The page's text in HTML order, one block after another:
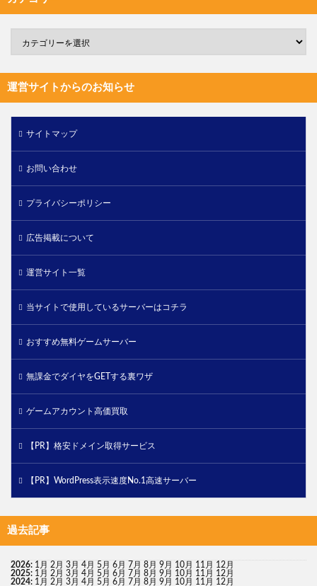
運営サイトからのお知らせ
サイトマップ
お問い合わせ
プライバシーポリシー
広告掲載について
運営サイト一覧
当サイトで使用しているサーバーはコチラ
おすすめ無料ゲームサーバー
無課金でダイヤをGETする裏ワザ
ゲームアカウント高価買取
【PR】格安ドメイン取得サービス
【PR】WordPress表示速度No.1高速サーバー
過去記事
2026: 1月 2月 3月 4月 5月 6月 7月 8月 9月 10月 11月 12月
2025: 1月 2月 3月 4月 5月 6月 7月 8月 9月 10月 11月 12月
2024: 1月 2月 3月 4月 5月 6月 7月 8月 9月 10月 11月 12月